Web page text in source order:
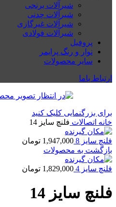
شیرآلات برنجی
شیرآلات چدنی
شیرآلات غیرگازی
شیرآلات فولادی
پروفیل
نوار و رنگ پرایمر
سایر محصولات
ارتباط باما
برای بزرگنمایی کلیک کنید
خانه اتصالات فلنچ سایز 14
فلنچ سایز 8 1,947,000 تومان
بازگشت به محصولات
فلنچ سایز 4 1,829,000 تومان
فلنچ سایز 14